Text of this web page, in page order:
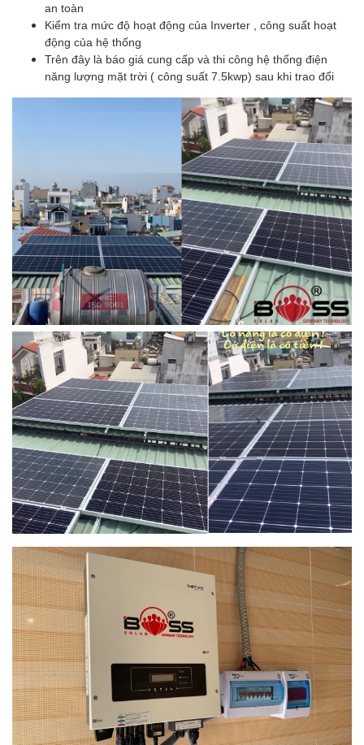
an toàn
Kiểm tra mức độ hoạt động của Inverter , công suất hoạt
động của hệ thống
Trên đây là báo giá cung cấp và thi công hệ thống điện
năng lượng mặt trời ( công suất 7.5kwp) sau khi trao đổi